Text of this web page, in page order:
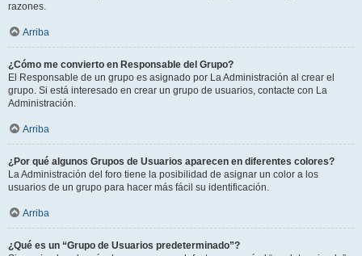
razones.
Arriba
¿Cómo me convierto en Responsable del Grupo?
El Responsable de un grupo es asignado por La Administración al crear el
grupo. Si está interesado en crear un grupo de usuarios, contacte con La
Administración.
Arriba
¿Por qué algunos Grupos de Usuarios aparecen en diferentes colores?
La Administración del foro tiene la posibilidad de asignar un color a los
usuarios de un grupo para hacer más fácil su identificación.
Arriba
¿Qué es un “Grupo de Usuarios predeterminado”?